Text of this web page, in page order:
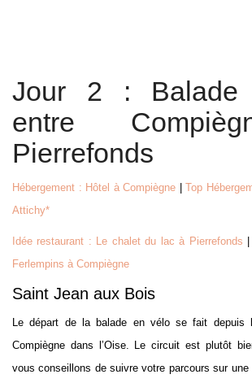
Jour 2 : Balade
entre
Pierrefonds
Hébergement : Hôtel à Compiègne |Top
Attichy*
Idée restaurant : Le chalet du lac à Pierrefonds |
Ferlempins à Compiègne
Saint Jean aux Bois
Le départ de la balade en vélo se fait depuis
Compiègne dans l’Oise. Le circuit est plutôt
vous conseillons de suivre votre parcours sur une